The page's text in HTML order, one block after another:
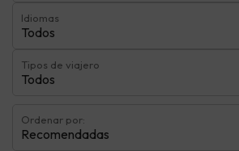
Idiomas
Todos
Tipos de viajero
Todos
Ordenar por:
Recomendadas